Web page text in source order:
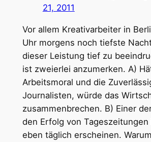
21, 2011
Vor allem Kreativarbeiter in
Uhr morgens noch tiefste
dieser Leistung tief zu
ist zweierlei anzumerken. A)
Arbeitsmoral und die
Journalisten, würde das
zusammenbrechen. B) Einer
den Erfolg von
eben täglich erscheinen.